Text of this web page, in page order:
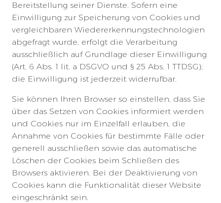
Bereitstellung seiner Dienste. Sofern eine
Einwilligung zur Speicherung von Cookies und
vergleichbaren Wiedererkennungstechnologien
abgefragt wurde, erfolgt die Verarbeitung
ausschließlich auf Grundlage dieser Einwilligung
(Art. 6 Abs. 1 lit. a DSGVO und § 25 Abs. 1 TTDSG);
die Einwilligung ist jederzeit widerrufbar.
Sie können Ihren Browser so einstellen, dass Sie
über das Setzen von Cookies informiert werden
und Cookies nur im Einzelfall erlauben, die
Annahme von Cookies für bestimmte Fälle oder
generell ausschließen sowie das automatische
Löschen der Cookies beim Schließen des
Browsers aktivieren. Bei der Deaktivierung von
Cookies kann die Funktionalität dieser Website
eingeschränkt sein.